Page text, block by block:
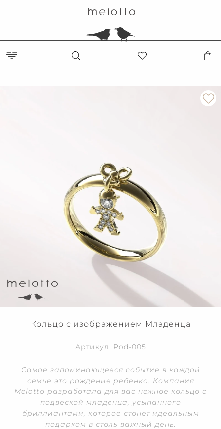
Кольцо с изображением Младенца
Артикул: Pod-005
Самое запоминающееся событие в каждой
семье это рождение ребенка. Компания
Melotto разработала для вас нежное кольцо с
подвеской младенца, усыпанного
бриллиантами, которое стонет идеальным
подарком в столь важный день.